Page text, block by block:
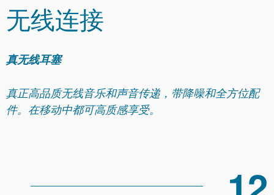
无线连接
真无线耳塞
真正高品质无线音乐和声音传递，带降噪和全方位配
件。在移动中都可高质感享受。